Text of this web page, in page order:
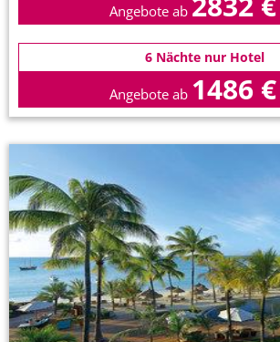
Angebote ab
6 Nächte nur Hotel
Angebote ab 1486 €